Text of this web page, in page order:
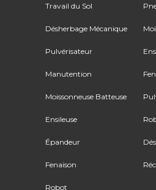
Travail du Sol
Désherbage Mécanique
Pulvérisateur
Manutention
Moissonneuse Batteuse
Ensileuse
Épandeur
Fenaison
Robot